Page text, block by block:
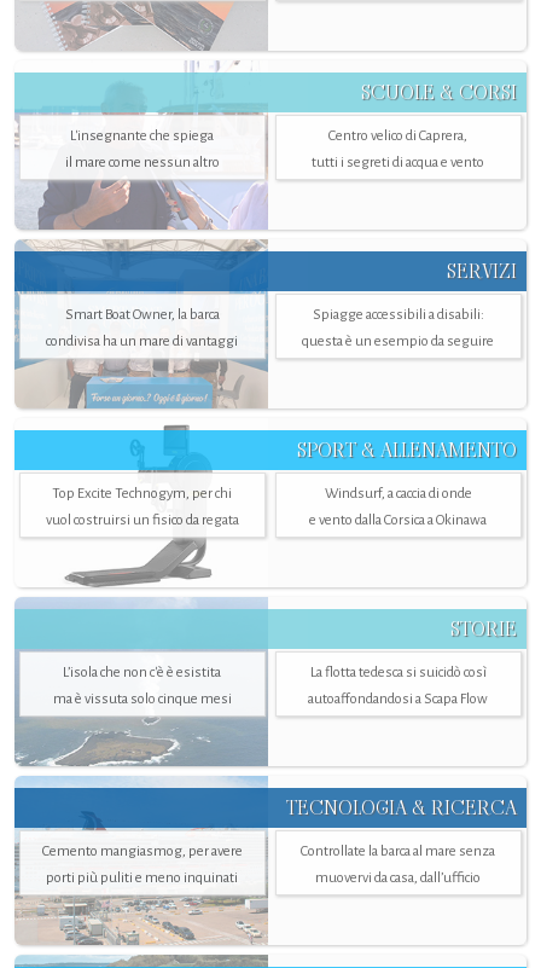
SCUOLE & CORSI
L'insegnante che spiega
il mare come nessun altro
Centro velico di Caprera,
tutti i segreti di acqua e vento
SERVIZI
Smart Boat Owner, la barca
condivisa ha un mare di vantaggi
Spiagge accessibili a disabili:
questa è un esempio da seguire
SPORT & ALLENAMENTO
Top Excite Technogym, per chi
vuol costruirsi un fisico da regata
Windsurf, a caccia di onde
e vento dalla Corsica a Okinawa
STORIE
L’isola che non c'è è esistita
ma è vissuta solo cinque mesi
La flotta tedesca si suicidò così
autoaffondandosi a Scapa Flow
TECNOLOGIA & RICERCA
Cemento mangiasmog, per avere
porti più puliti e meno inquinati
Controllate la barca al mare senza
muovervi da casa, dall’ufficio